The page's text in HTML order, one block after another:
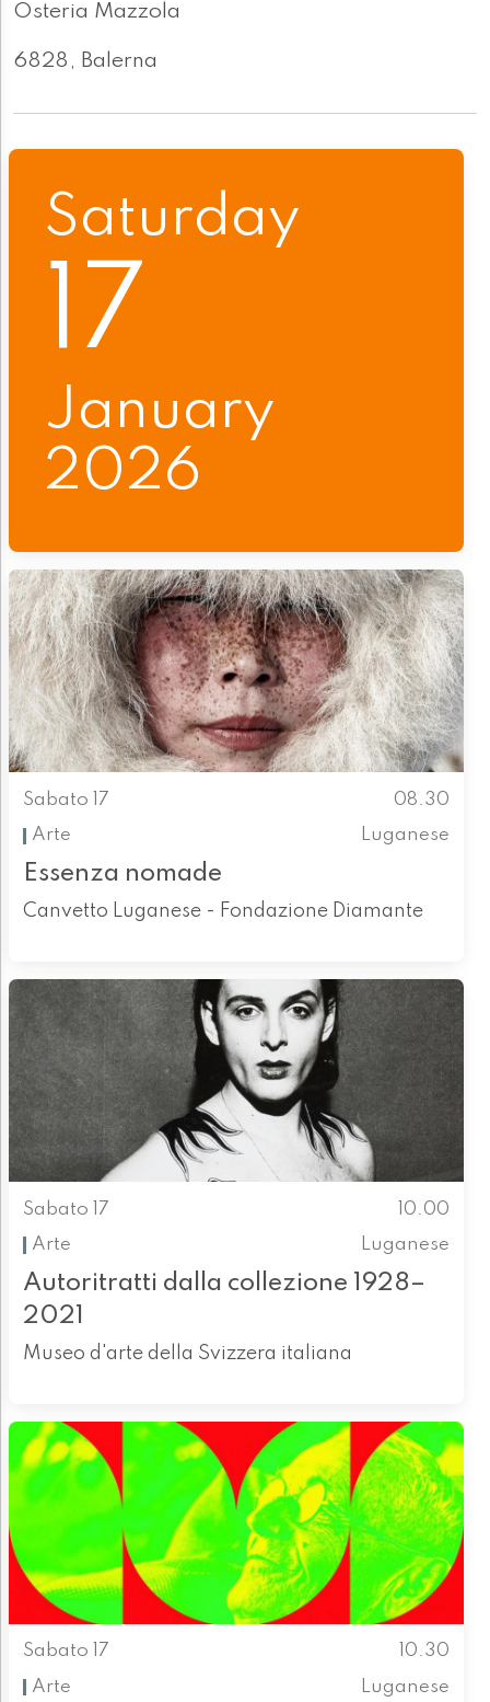
Osteria Mazzola
6828, Balerna
Saturday
17
January
2026
Sabato 17
08.30
Arte
Luganese
Essenza nomade
Canvetto Luganese - Fondazione Diamante
Sabato 17
10.00
Arte
Luganese
Autoritratti dalla collezione 1928–
2021
Museo d'arte della Svizzera italiana
Sabato 17
10.30
Arte
Luganese